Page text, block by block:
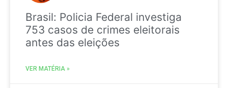
Brasil: Policia Federal investiga
753 casos de crimes eleitorais
antes das eleições
VER MATÉRIA »